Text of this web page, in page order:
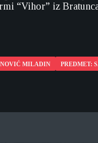
“Vihor” iz
MILADIN
PREDMET: